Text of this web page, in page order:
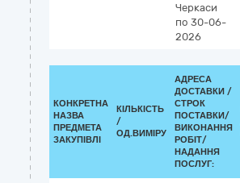
Черкаси
по 30-06-
2026
КОНКРЕТНА
НАЗВА
ПРЕДМЕТА
ЗАКУПІВЛІ
КІЛЬКІСТЬ
/
ОД.ВИМІРУ
АДРЕСА
ДОСТАВКИ /
СТРОК
ПОСТАВКИ/
ВИКОНАННЯ
РОБІТ/
НАДАННЯ
ПОСЛУГ: